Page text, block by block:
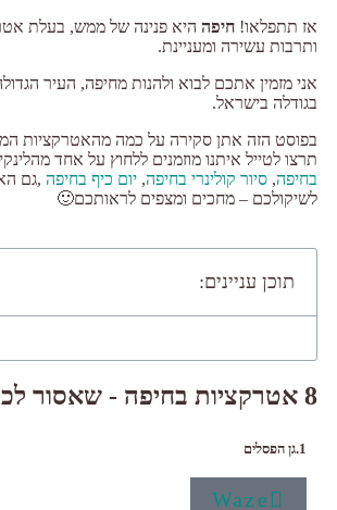
אז תתפלאו! חיפה היא פנינה של ממש, בעלת
ותרבות עשירה ומעניינת.
אני מזמין אתכם לבוא ולהנות מחיפה, העיר
בגודלה בישראל.
בפוסט הזה אתן סקירה על כמה מהאטרקציות
תרצו לטייל איתנו מוזמנים ללחוץ על אחד
בחיפה, סיור קולינרי בחיפה, יום כיף בחיפה ,גם
לשיקולכם – מחכים ומצפים לראותכם🙂
תוכן עניינים:
8 אטרקציות בחיפה - שאסור לכם לפספס
1.גן הפסלים
Waze